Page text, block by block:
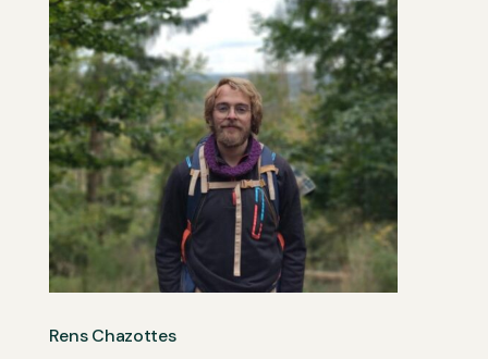
Rens Chazottes